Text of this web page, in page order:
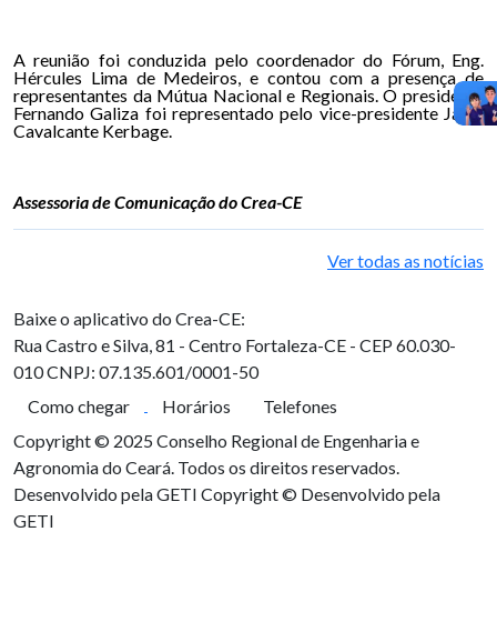
A reunião foi conduzida pelo coordenador do Fórum, Eng.
Hércules Lima de Medeiros, e contou com a presença de
representantes da Mútua Nacional e Regionais. O presidente
Fernando Galiza foi representado pelo vice-presidente Jamil
Cavalcante Kerbage.
Assessoria de Comunicação do Crea-CE
Ver todas as notícias
Baixe o aplicativo do Crea-CE:
Rua Castro e Silva, 81 - Centro Fortaleza-CE - CEP 60.030-
010CNPJ: 07.135.601/0001-50
Como chegar
Horários
Telefones
Copyright © 2025 Conselho Regional de Engenharia e
Agronomia do Ceará. Todos os direitos reservados.
Desenvolvido pela GETI Copyright © Desenvolvido pela
GETI